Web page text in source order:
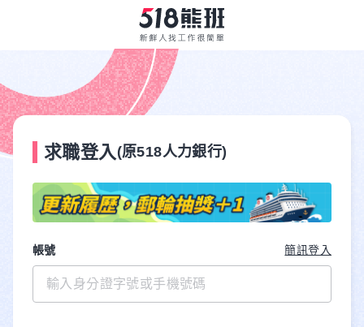
求職登入 (原518人力銀行)
帳號 簡訊登入